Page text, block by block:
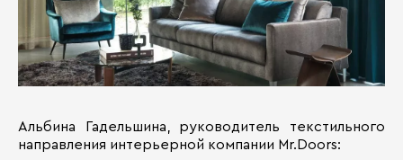
Альбина Гадельшина, руководитель текстильного
направления интерьерной компании Mr.Doors: